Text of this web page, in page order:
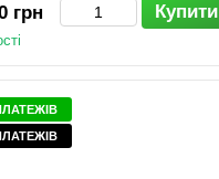
грн Купити